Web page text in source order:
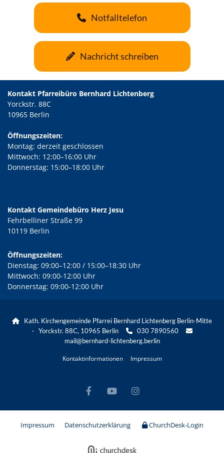
Notfalltelefon
Nachricht schreiben
Kontakt Pfarreibüro Bernhard Lichtenberg
Yorckstr. 88C
10965 Berlin
Öffnungszeiten:
Montag: derzeit geschlossen
Mittwoch: 12:00–16:00 Uhr
Donnerstag: 15:00–18:00 Uhr
Kontakt Gemeindebüro Herz Jesu
Fehrbelliner Straße 99
10119 Berlin
Öffnungszeiten:
Dienstag: 09:00–12:00 / 15:00–18:30 Uhr
Mittwoch: 09:00-12:00 Uhr
Donnerstag: 09:00-12:00 Uhr

Kath. Kirchengemeinde Pfarrei Bernhard Lichtenberg Berlin-Mitte
· Yorckstr. 88C, 10965 Berlin
030 7890560 
mail@bernhard-lichtenberg.berlin
Kontaktinformationen Impressum
Impressum Datenschutzerklärung ChurchDesk-Login